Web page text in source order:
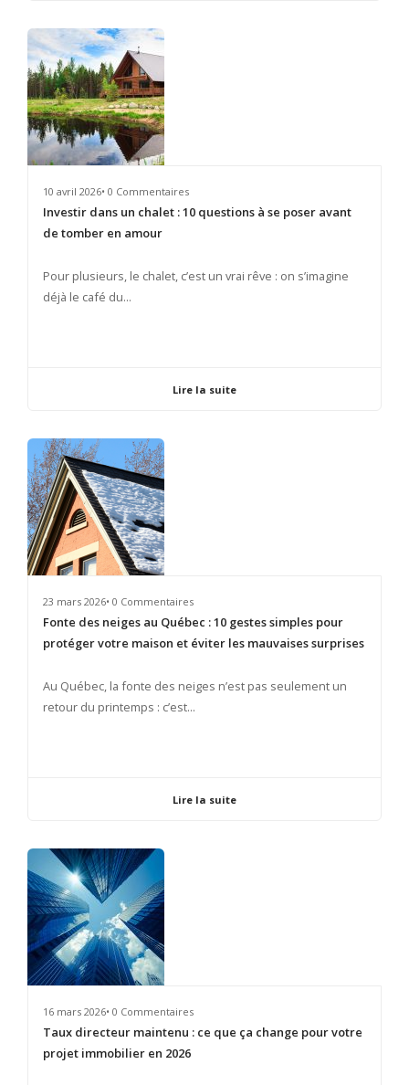
10 avril 2026• 0 Commentaires
Investir dans un chalet : 10 questions à se poser avant
de tomber en amour
​Pour plusieurs, le chalet, c’est un vrai rêve : on s’imagine
déjà le café du...
Lire la suite
23 mars 2026• 0 Commentaires
Fonte des neiges au Québec : 10 gestes simples pour
protéger votre maison et éviter les mauvaises surprises
​Au Québec, la fonte des neiges n’est pas seulement un
retour du printemps : c’est...
Lire la suite
16 mars 2026• 0 Commentaires
Taux directeur maintenu : ce que ça change pour votre
projet immobilier en 2026